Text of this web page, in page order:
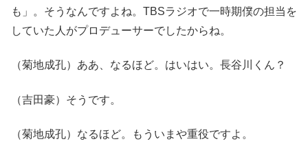
も」。そうなんですよね。TBSラジオで一時期僕の担当を
していた人がプロデューサーでしたからね。
（菊地成孔）ああ、なるほど。はいはい。長谷川くん？
（吉田豪）そうです。
（菊地成孔）なるほど。もういまや重役ですよ。